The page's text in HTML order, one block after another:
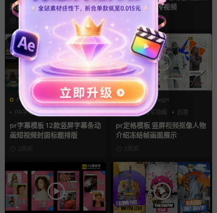
示排版产品宣传视频
动预告推广宣传视频
2周前
PR基本图形mogrt
PR字幕模板
VLOG
人物介绍
pr字幕模板 12款竖屏字幕条动
画短视频封面标题排版
2周前
PR基本图形mogrt
人物定格特写动画
创意
动态海报
pr定格模板 竖屏视频抠像人物
介绍冻结帧画面展示
2周前